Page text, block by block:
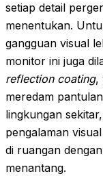
setiap detail
menentukan.
gangguan visual
monitor ini juga
reflection coating,
meredam
lingkungan
pengalaman
di ruangan
menantang.